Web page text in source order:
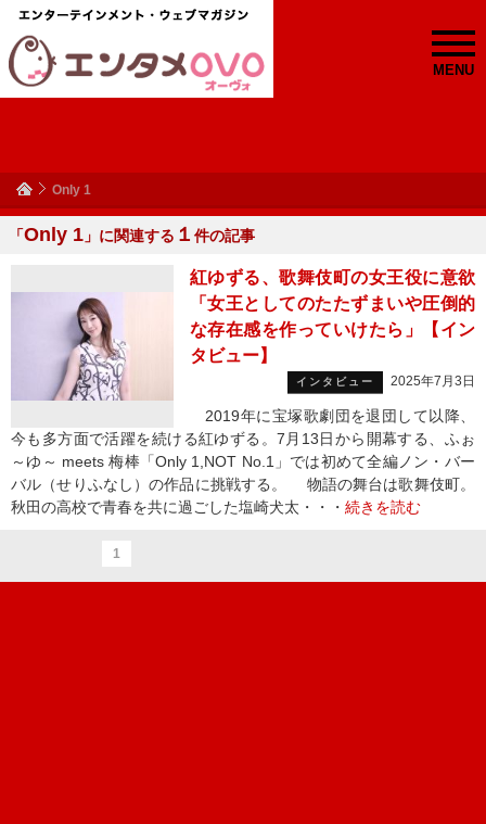
MENU
Only 1
「Only 1 」に関連する １ 件の記事
紅ゆずる、歌舞伎町の女王役に意欲
「女王としてのたたずまいや圧倒的
な存在感を作っていけたら」【イン
タビュー】
インタビュー 2025年7月3日
2019年に宝塚歌劇団を退団して以降、
今も多方面で活躍を続ける紅ゆずる。7月13日から開幕する、ふぉ
～ゆ～ meets 梅棒「Only 1,NOT No.1」では初めて全編ノン・バー
バル（せりふなし）の作品に挑戦する。 物語の舞台は歌舞伎町。
秋田の高校で青春を共に過ごした塩崎犬太・・・ 続きを読む
1